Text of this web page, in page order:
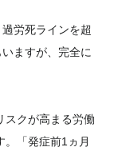
労死ラインを超
ますが、完全に
スクが高まる労働
。「発症前1ヵ月